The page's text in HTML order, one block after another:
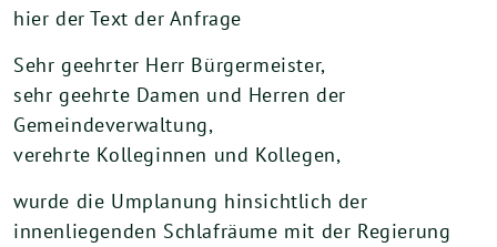
hier der Text der Anfrage
Sehr geehrter Herr Bürgermeister,
sehr geehrte Damen und Herren der
Gemeindeverwaltung,
verehrte Kolleginnen und Kollegen,
wurde die Umplanung hinsichtlich der
innenliegenden Schlafräume mit der Regierung